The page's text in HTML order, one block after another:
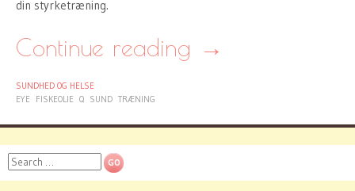
din styrketræning.
Continue reading →
SUNDHED OG HELSE
EYE
FISKEOLIE Q SUND TRÆNING
Search